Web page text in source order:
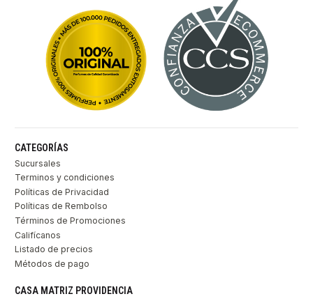
CATEGORÍAS
Sucursales
Terminos y condiciones
Políticas de Privacidad
Políticas de Rembolso
Términos de Promociones
Califícanos
Listado de precios
Métodos de pago
CASA MATRIZ PROVIDENCIA